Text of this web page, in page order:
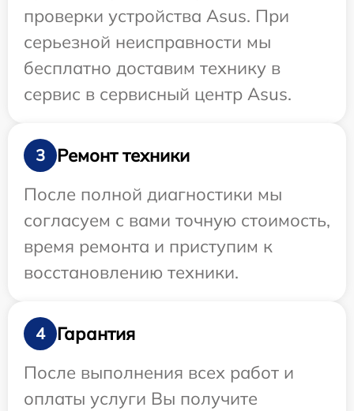
проверки устройства Asus. При
серьезной неисправности мы
бесплатно доставим технику в
сервис в сервисный центр Asus.
3
Ремонт техники
После полной диагностики мы
согласуем с вами точную стоимость,
время ремонта и приступим к
восстановлению техники.
4
Гарантия
После выполнения всех работ и
оплаты услуги Вы получите